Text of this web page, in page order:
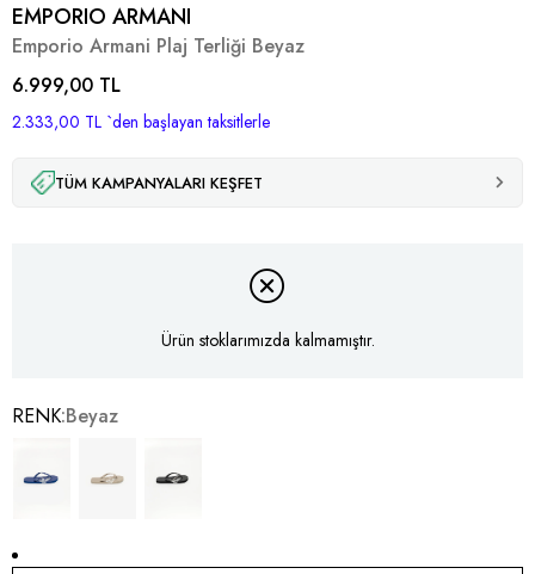
EMPORIO ARMANI
Emporio Armani Plaj Terliği Beyaz
6.999,00 TL
2.333,00 TL `den başlayan taksitlerle
TÜM KAMPANYALARI KEŞFET
Ürün stoklarımızda kalmamıştır.
RENK Beyaz